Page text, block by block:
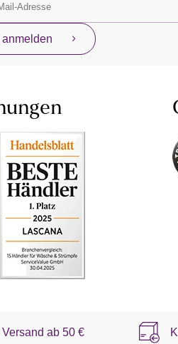
anmelden
Versand ab50 €